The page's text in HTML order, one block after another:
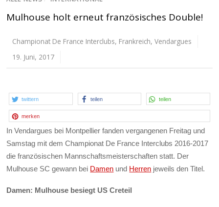
Mulhouse holt erneut französisches Double!
Championat De France Interclubs, Frankreich,Vendargues
19. Juni, 2017
twittern teilen teilen
merken
In Vendargues bei Montpellier fanden vergangenen Freitag und
Samstag mit dem Championat De France Interclubs 2016-2017
die französischen Mannschaftsmeisterschaften statt. Der
Mulhouse SC gewann bei Damen und Herren jeweils den Titel.
Damen: Mulhouse besiegt US Creteil